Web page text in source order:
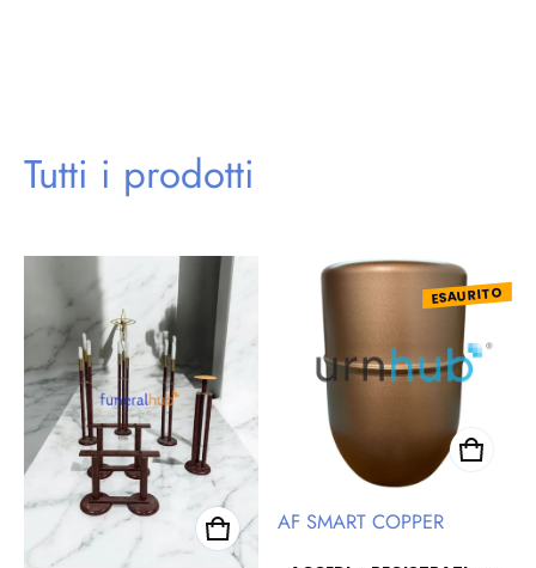
Tutti i prodotti
ESAURITO
AF SMART COPPER